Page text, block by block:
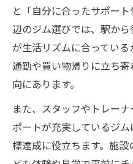
と「自分に合ったサポー
辺のジム選びでは、駅か
が生活リズムに合っている
通勤や買い物帰りに立ち
向にあります。
また、スタッフやトレー
ポートが充実しているジ
標達成に役立ちます。施